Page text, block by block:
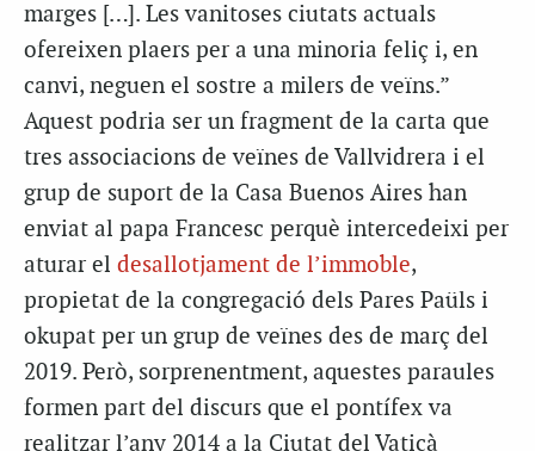
marges […]. Les vanitoses ciutats actuals
ofereixen plaers per a una minoria feliç i, en
canvi, neguen el sostre a milers de veïns.”
Aquest podria ser un fragment de la carta que
tres associacions de veïnes de Vallvidrera i el
grup de suport de la Casa Buenos Aires han
enviat al papa Francesc perquè intercedeixi per
aturar el desallotjament de l’immoble,
propietat de la congregació dels Pares Paüls i
okupat per un grup de veïnes des de març del
2019. Però, sorprenentment, aquestes paraules
formen part del discurs que el pontífex va
realitzar l’any 2014 a la Ciutat del Vaticà